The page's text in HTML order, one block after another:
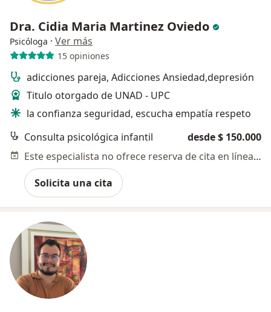
Dra. Cidia Maria Martinez Oviedo
Psicóloga · Ver más
15 opiniones
adicciones pareja, Adicciones Ansiedad,depresión
Titulo otorgado de UNAD - UPC
la confianza seguridad, escucha empatía respeto
Consulta psicológica infantil
desde $ 150.000
Este especialista no ofrece reserva de cita en línea en esta dirección.
Solicita una cita